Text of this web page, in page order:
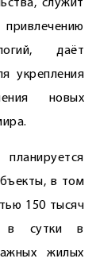
служит
даёт
укрепления
новых
в том
150 тысяч
в сутки в
жилых